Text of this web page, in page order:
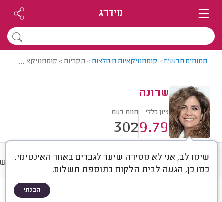
מידרג
תחומים חדשים> קוסמטיקאיות מומלצות> הקריות > קוסמטיקאית
...
שרונה
ציון כללי
9.79
חוות דעת
302
שימו לב, אני לא מסירה שיער לגברים באזור האינטימי.
כמו כן, הגעה לבית הלקוח בתוספת תשלום.
הבנתי
חוות דעת מחירים ממוצע